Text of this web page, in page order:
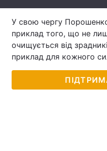
У свою чергу
приклад того, що не
очищується від
приклад для кожного